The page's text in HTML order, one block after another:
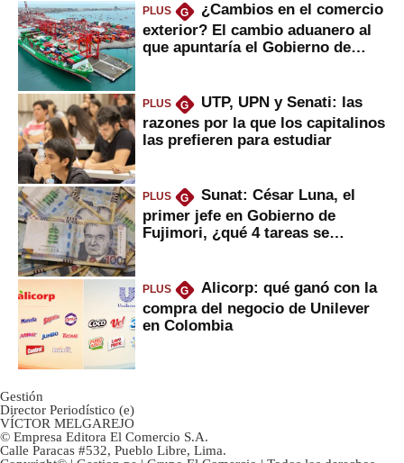
PLUS G
¿Cambios en el comercio
exterior? El cambio aduanero al
que apuntaría el Gobierno de
PLUS G
UTP, UPN y Senati: las
razones por la que los capitalinos
las prefieren para estudiar
PLUS G
Sunat: César Luna, el
primer jefe en Gobierno de
Fujimori, ¿qué 4 tareas se
PLUS G
Alicorp: qué ganó con la
compra del negocio de Unilever
en Colombia
Gestión
Director Periodístico (e)
VÍCTOR MELGAREJO
© Empresa Editora El Comercio S.A.
Calle Paracas #532, Pueblo Libre, Lima.